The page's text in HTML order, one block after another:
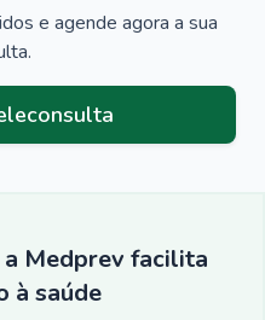
e agende agora a sua
a Medprev facilita
à saúde